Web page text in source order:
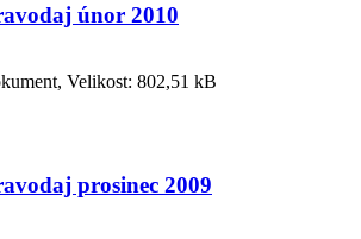
únor 2010
Velikost: 802,51 kB
prosinec 2009